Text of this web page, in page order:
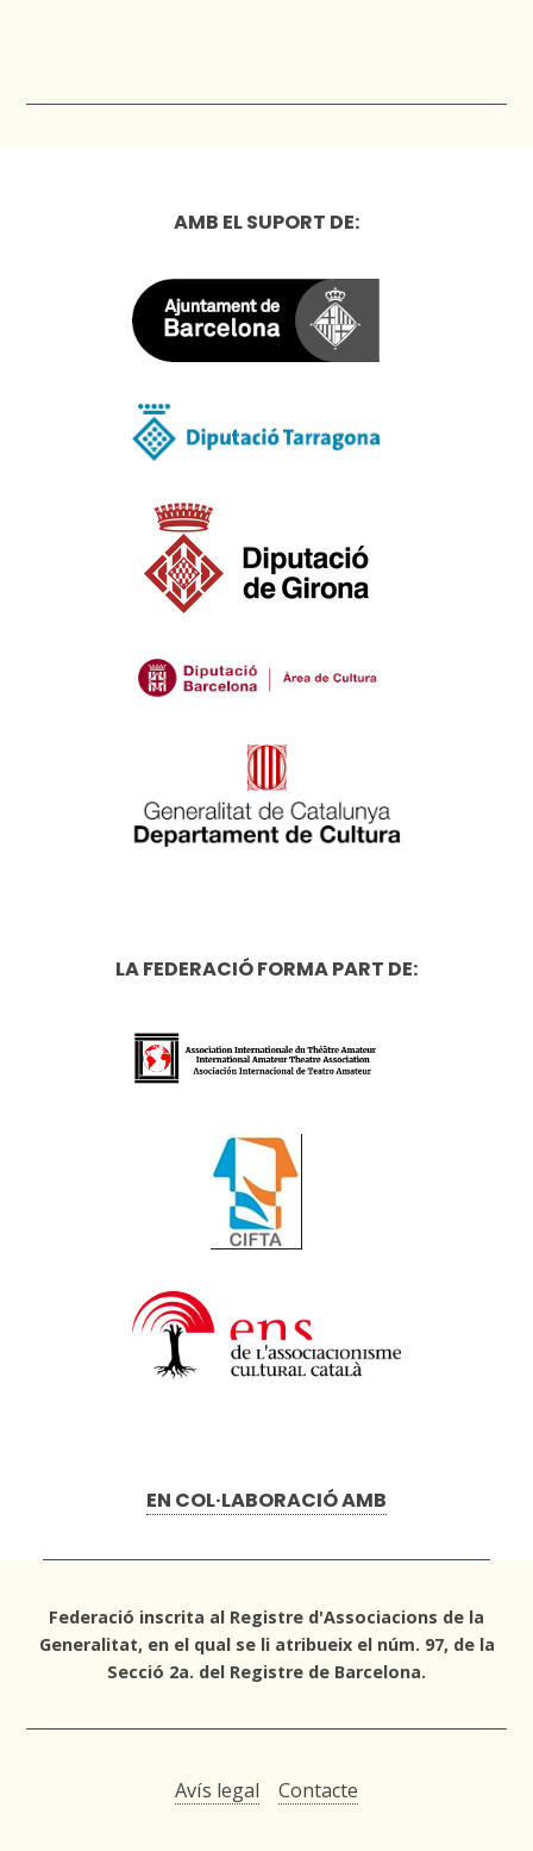
AMB EL SUPORT DE:
LA FEDERACIÓ FORMA PART DE:
EN COL·LABORACIÓ AMB
Federació inscrita al Registre d'Associacions de la
Generalitat, en el qual se li atribueix el núm. 97, de la
Secció 2a. del Registre de Barcelona.
Avís legal Contacte